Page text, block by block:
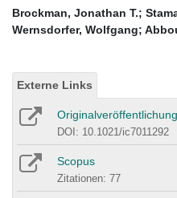
Brockman, Jonathan T.;
Wernsdorfer, Wolfgang;
Externe Links
Originalveröffentlichung
DOI: 10.1021/ic7011292
Scopus
Zitationen: 77